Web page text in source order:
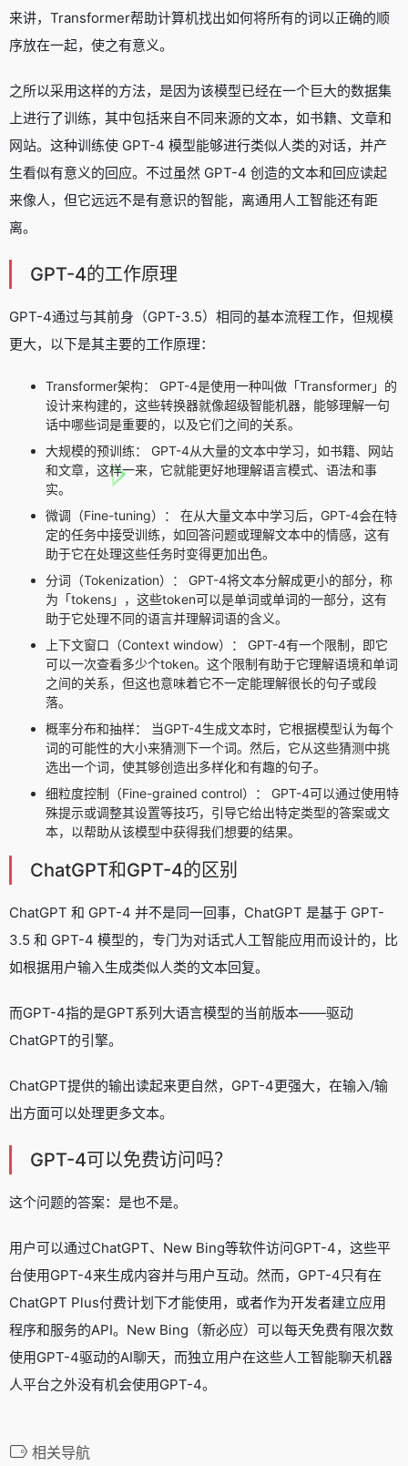
来讲，Transformer帮助计算机找出如何将所有的词以正确的顺
序放在一起，使之有意义。
之所以采用这样的方法，是因为该模型已经在一个巨大的数据集
上进行了训练，其中包括来自不同来源的文本，如书籍、文章和
网站。这种训练使 GPT-4 模型能够进行类似人类的对话，并产
生看似有意义的回应。不过虽然 GPT-4 创造的文本和回应读起
来像人，但它远远不是有意识的智能，离通用人工智能还有距
离。
GPT-4的工作原理
GPT-4通过与其前身（GPT-3.5）相同的基本流程工作，但规模
更大，以下是其主要的工作原理：
Transformer架构： GPT-4是使用一种叫做「Transformer」的
设计来构建的，这些转换器就像超级智能机器，能够理解一句
话中哪些词是重要的，以及它们之间的关系。
大规模的预训练： GPT-4从大量的文本中学习，如书籍、网站
和文章，这样一来，它就能更好地理解语言模式、语法和事
实。
微调（Fine-tuning）： 在从大量文本中学习后，GPT-4会在特
定的任务中接受训练，如回答问题或理解文本中的情感，这有
助于它在处理这些任务时变得更加出色。
分词（Tokenization）： GPT-4将文本分解成更小的部分，称
为「tokens」，这些token可以是单词或单词的一部分，这有
助于它处理不同的语言并理解词语的含义。
上下文窗口（Context window）： GPT-4有一个限制，即它
可以一次查看多少个token。这个限制有助于它理解语境和单词
之间的关系，但这也意味着它不一定能理解很长的句子或段
落。
概率分布和抽样： 当GPT-4生成文本时，它根据模型认为每个
词的可能性的大小来猜测下一个词。然后，它从这些猜测中挑
选出一个词，使其够创造出多样化和有趣的句子。
细粒度控制（Fine-grained control）： GPT-4可以通过使用特
殊提示或调整其设置等技巧，引导它给出特定类型的答案或文
本，以帮助从该模型中获得我们想要的结果。
ChatGPT和GPT-4的区别
ChatGPT 和 GPT-4 并不是同一回事，ChatGPT 是基于 GPT-
3.5 和 GPT-4 模型的，专门为对话式人工智能应用而设计的，比
如根据用户输入生成类似人类的文本回复。
而GPT-4指的是GPT系列大语言模型的当前版本——驱动
ChatGPT的引擎。
ChatGPT提供的输出读起来更自然，GPT-4更强大，在输入/输
出方面可以处理更多文本。
GPT-4可以免费访问吗？
这个问题的答案：是也不是。
用户可以通过ChatGPT、New Bing等软件访问GPT-4，这些平
台使用GPT-4来生成内容并与用户互动。然而，GPT-4只有在
ChatGPT Plus付费计划下才能使用，或者作为开发者建立应用
程序和服务的API。New Bing（新必应）可以每天免费有限次数
使用GPT-4驱动的AI聊天，而独立用户在这些人工智能聊天机器
人平台之外没有机会使用GPT-4。
相关导航